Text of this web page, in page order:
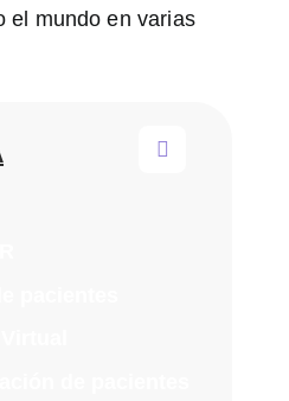
el mundo en varias